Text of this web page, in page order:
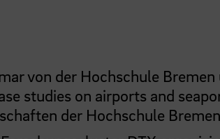
von der Hochschule
studies on airports and
der Hochschule